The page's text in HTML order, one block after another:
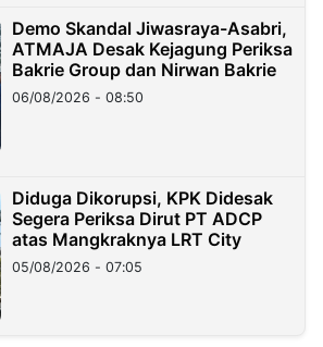
Demo Skandal Jiwasraya-Asabri,
ATMAJA Desak Kejagung Periksa
Bakrie Group dan Nirwan Bakrie
06/08/2026 - 08:50
Diduga Dikorupsi, KPK Didesak
Segera Periksa Dirut PT ADCP
atas Mangkraknya LRT City
05/08/2026 - 07:05